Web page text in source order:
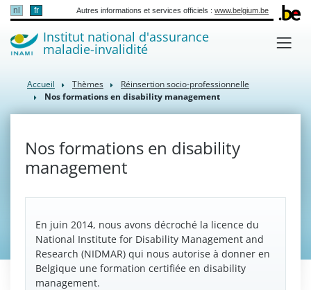
nl fr Autres informations et services officiels : www.belgium.be
Institut national d'assurance
maladie-invalidité
Accueil Thèmes
Réinsertion socio-professionnelle
Nos formations en disability management
Nos formations en disability
management
En juin 2014, nous avons décroché la licence du
National Institute for Disability Management and
Research (NIDMAR) qui nous autorise à donner en
Belgique une formation certifiée en disability
management.